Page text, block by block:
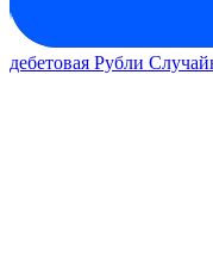
дебетовая Рубли